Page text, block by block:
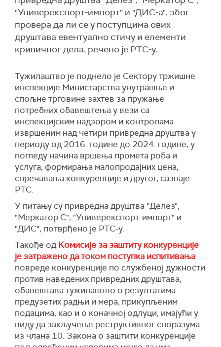
"Универекспорт-импорт" и "ДИС-a", због
провера да ли се у поступцима ових
друштава евентуално стичу и елементи
кривичног дела, речено је РТС-у.
Тужилаштво је поднело је Сектору тржишне
инспекције Министарства унутрашње и
спољне трговине захтев за пружање
потребних обавештења у вези са
инспекцијским надзором и контролама
извршеним над четири привредна друштва у
периоду од 2016. године до 2024. године, у
погледу начина вршења промета роба и
услуга, формирања малопродајних цена,
спречавања конкуренције и другог, сазнаје
РТС.
У питању су привредна друштва “Делез",
"Меркатор С", "Универекспорт-импорт" и
"ДИС", потврђено је РТС-у.
Такође одКомисије за заштиту конкуренције
је затражено да током поступка испитивања
повреде конкуренције по службеној дужности
против наведених привредних друштава,
обавештава тужилаштво о резултатима
предузетих радњи и мера, прикупљеним
подацима, као и о коначној одлуци, имајући у
виду да закључење реструктивног споразума
из члана 10. Закона о заштити конкуренције